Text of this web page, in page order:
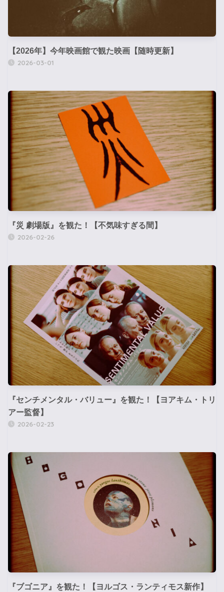
【2026年】今年映画館で観た映画【随時更新】
2026-03-01
『災 劇場版』を観た！【不気味すぎる間】
2026-02-26
『センチメンタル・バリュー』を観た！【ヨアキム・トリ
アー監督】
2026-02-23
『ブゴニア』を観た！【ヨルゴス・ランティモス新作】